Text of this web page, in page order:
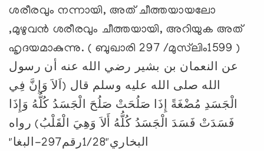
ശരീരവും നന്നായി, അത് ചീത്തയായലോ
,മുഴുവൻ ശരീരവും ചീത്തയായി, അറിയുക അത്
ഹൃദയമാകുന്നു. ( ബുഖാരി 297 /മുസ്‌ലിം1599 )
عن النعمان بن بشير رضي الله عنه أن رسول
الله صلى الله عليه وسلم قال (اَلاَ وَإِنَّ فِي
الْجَسَدِ مُضْغَةً إِذَا صَلُحَتْ صَلُحَ الْجَسَدُ كُلُّهُ وَإِذَا
فَسَدَتْ فَسَدَ الْجَسَدُ كُلُّهُ أَلاَ وَهِيَ الْقَلْبُ) رواه
البخاري"1/28رقم297-البغا"